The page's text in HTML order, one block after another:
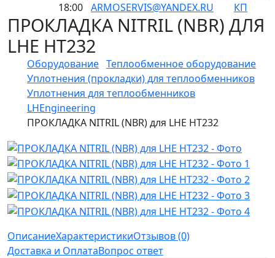
18:00 ARMOSERVIS@YANDEX.RU
КП
ПРОКЛАДКА NITRIL (NBR) ДЛЯ
LHE HT232
Оборудование Теплообменное оборудование
Уплотнения (прокладки) для теплообменников
Уплотнения для теплообменников
LHEngineering
ПРОКЛАДКА NITRIL (NBR) для LHE HT232
ОписаниеХарактеристикиОтзывов (0)
Доставка и ОплатаВопрос ответ